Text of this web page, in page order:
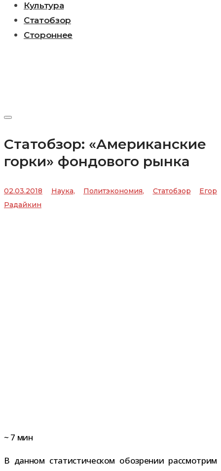
Культура
Статобзор
Стороннее
Статобзор: «Американские
горки» фондового рынка
02.03.2018 Наука, Политэкономия, Статобзор
Егор
Радайкин
~ 7 мин
В дан­ном ста­ти­сти­че­ском обо­зре­нии рас­смот­рим